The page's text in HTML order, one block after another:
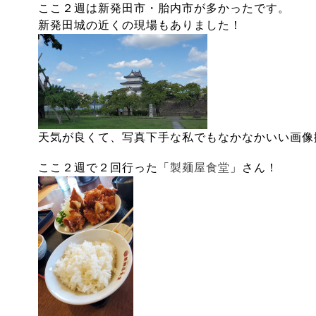
ここ２週は新発田市・胎内市が多かったです。
新発田城の近くの現場もありました！
天気が良くて、写真下手な私でもなかなかいい画像
ここ２週で２回行った「 製麺屋食堂 」さん！